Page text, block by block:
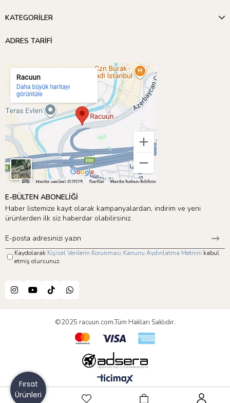
KATEGORİLER
ADRES TARİFİ
E-BÜLTEN ABONELİĞİ
Haber listemize kayıt olarak kampanyalardan, indirim ve yeni
ürünlerden ilk siz haberdar olabilirsiniz.
Kaydolarak Kişisel Verilerin Korunması Kanunu Aydınlatma Metnini kabul
etmiş olursunuz.
©2025 racuun.com.Tüm Hakları Saklıdır.
Fırsat
Ürünleri